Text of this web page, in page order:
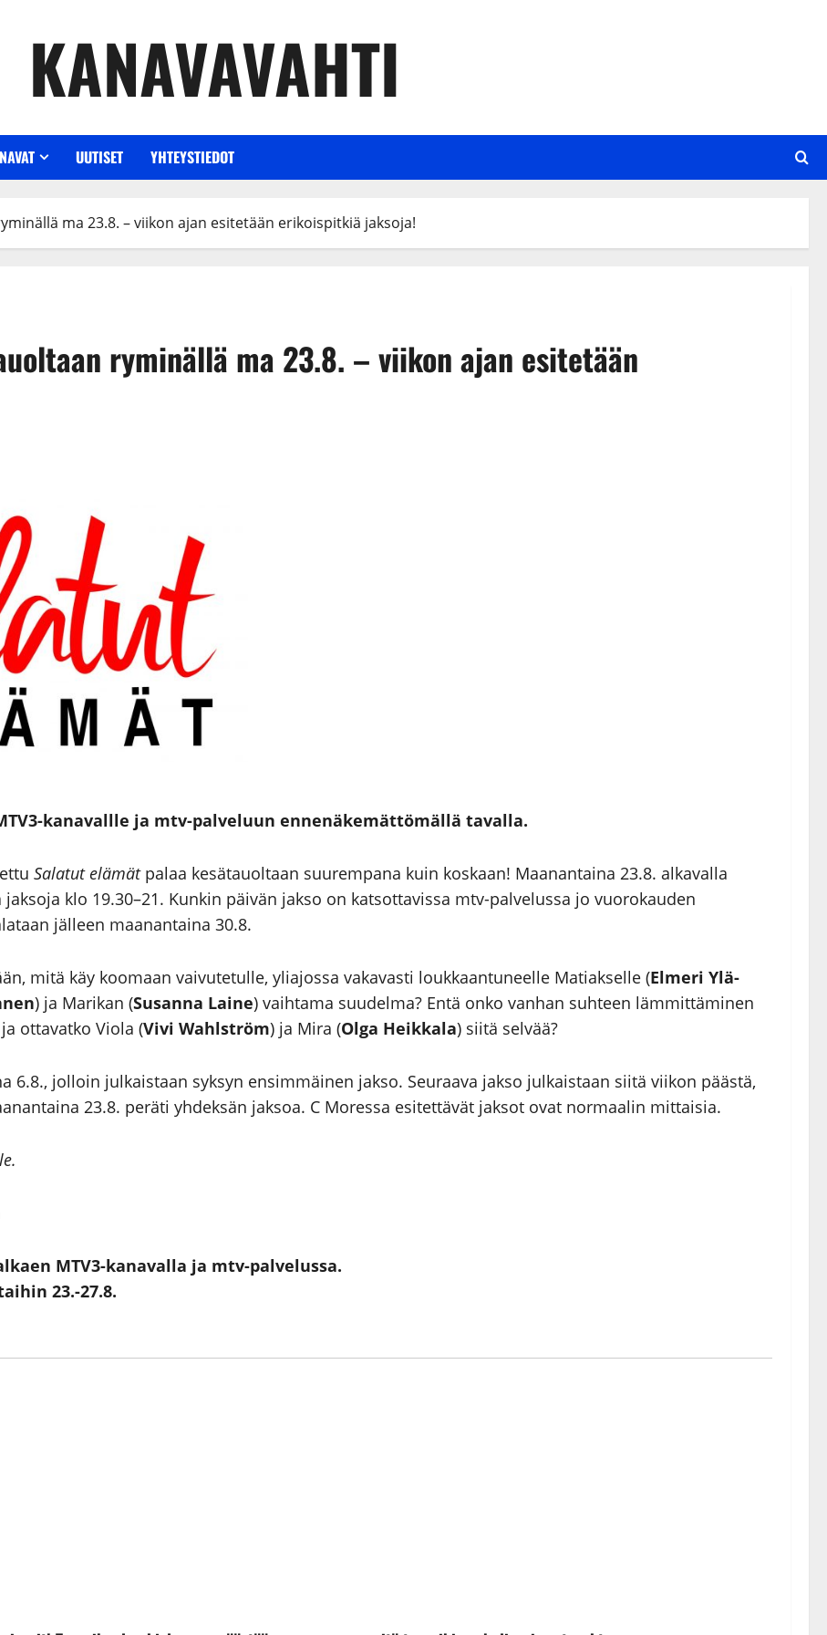
KANAVAVAHTI
UUTISET YHTEYSTIEDOT
ma 23.8. – viikon ajan esitetään erikoispitkiä jaksoja!
ryminällä ma 23.8. – viikon ajan esitetään
kanavallle ja mtv-palveluun ennenäkemättömällä tavalla.
Salatut elämätpalaa kesätauoltaan suurempana kuin koskaan! Maanantaina 23.8. alkavalla
klo 19.30–21. Kunkin päivän jakso on katsottavissa mtv-palvelussa jo vuorokauden
jälleen maanantaina 30.8.
mitä käy koomaan vaivutetulle, yliajossa vakavasti loukkaantuneelle Matiakselle (Elmeri Ylä-
) ja Marikan (Susanna Laine) vaihtama suudelma? Entä onko vanhan suhteen lämmittäminen
ottavatko Viola (Vivi Wahlström) ja Mira (Olga Heikkala) siitä selvää?
6.8., jolloin julkaistaan syksyn ensimmäinen jakso. Seuraava jakso julkaistaan siitä viikon päästä,
23.8. peräti yhdeksän jaksoa. C Moressa esitettävät jaksot ovat normaalin mittaisia.
MTV3-kanavalla ja mtv-palvelussa.
23.-27.8.